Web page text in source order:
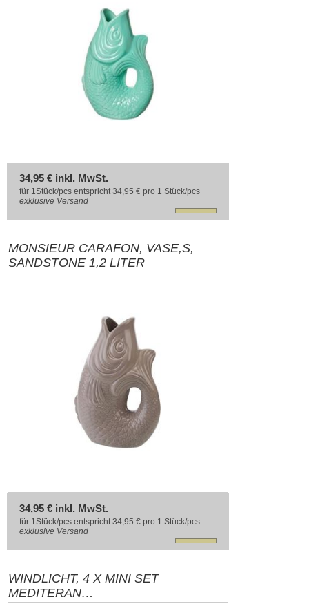
34,95 € inkl. MwSt.
für 1Stück/pcs entspricht 34,95 € pro 1 Stück/pcs
exklusive Versand
MONSIEUR CARAFON, VASE,S,
SANDSTONE 1,2 LITER
34,95 € inkl. MwSt.
für 1Stück/pcs entspricht 34,95 € pro 1 Stück/pcs
exklusive Versand
WINDLICHT, 4 X MINI SET
MEDITERAN
SANDSTONE/PASTELL/WEIS/AQUA